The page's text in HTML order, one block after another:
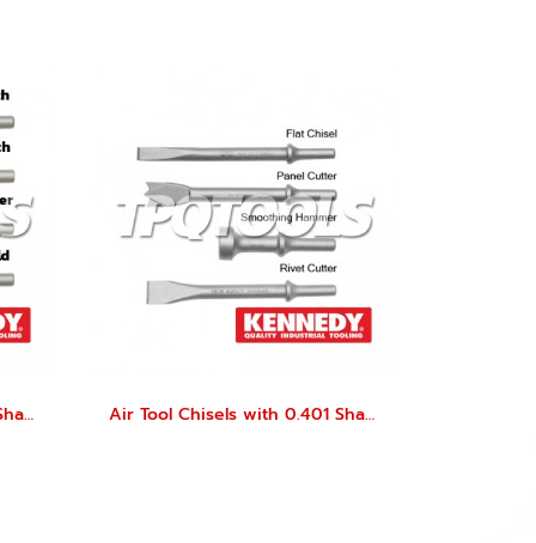
Air Tool Chisels with 0.401 Shank Air Tool Chisels with 0.401 Shank